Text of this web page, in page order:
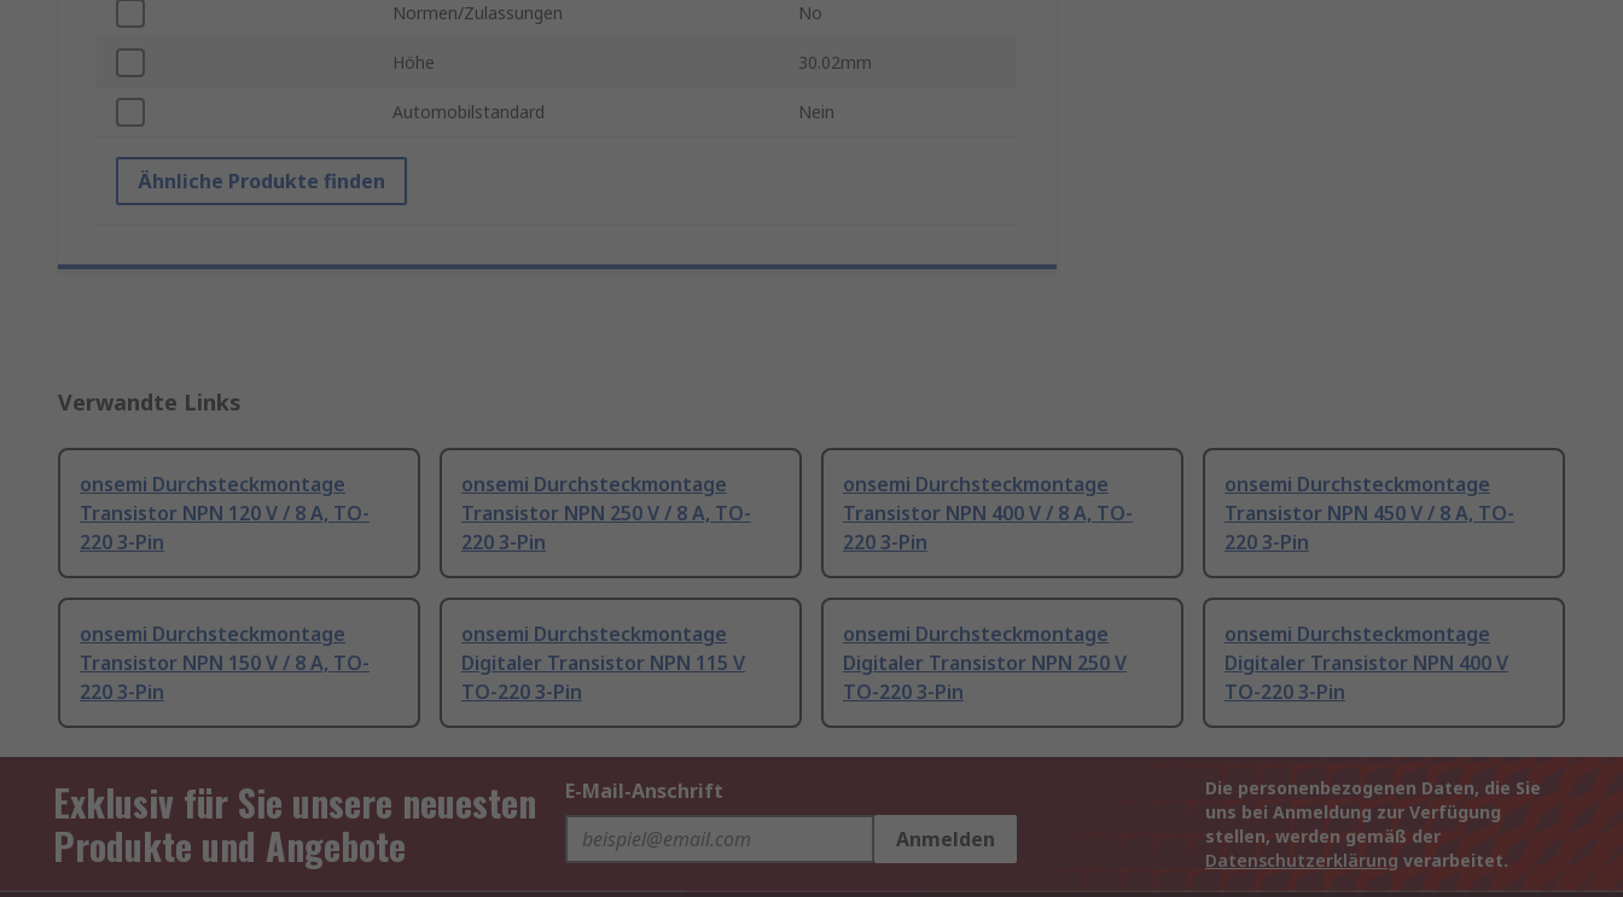
Normen/Zulassungen No
Höhe 30.02mm
Automobilstandard Nein
Ähnliche Produkte finden
Verwandte Links
onsemi Durchsteckmontage
Transistor NPN 120 V / 8 A, TO-
220 3-Pin
onsemi Durchsteckmontage
Transistor NPN 250 V / 8 A, TO-
220 3-Pin
onsemi Durchsteckmontage
Transistor NPN 400 V / 8 A, TO-
220 3-Pin
onsemi Durchsteckmontage
Transistor NPN 450 V / 8 A, TO-
220 3-Pin
onsemi Durchsteckmontage
Transistor NPN 150 V / 8 A, TO-
220 3-Pin
onsemi Durchsteckmontage
Digitaler Transistor NPN 115 V
TO-220 3-Pin
onsemi Durchsteckmontage
Digitaler Transistor NPN 250 V
TO-220 3-Pin
onsemi Durchsteckmontage
Digitaler Transistor NPN 400 V
TO-220 3-Pin
Exklusiv für Sie unsere neuesten
Produkte und Angebote
E-Mail-Anschrift
Anmelden
Die personenbezogenen Daten, die Sie
uns bei Anmeldung zur Verfügung
stellen, werden gemäß der
Datenschutzerklärung verarbeitet.